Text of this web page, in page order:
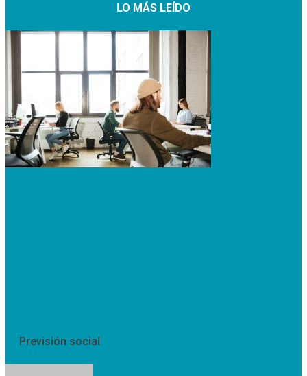
LO MÁS LEÍDO
Previsión social